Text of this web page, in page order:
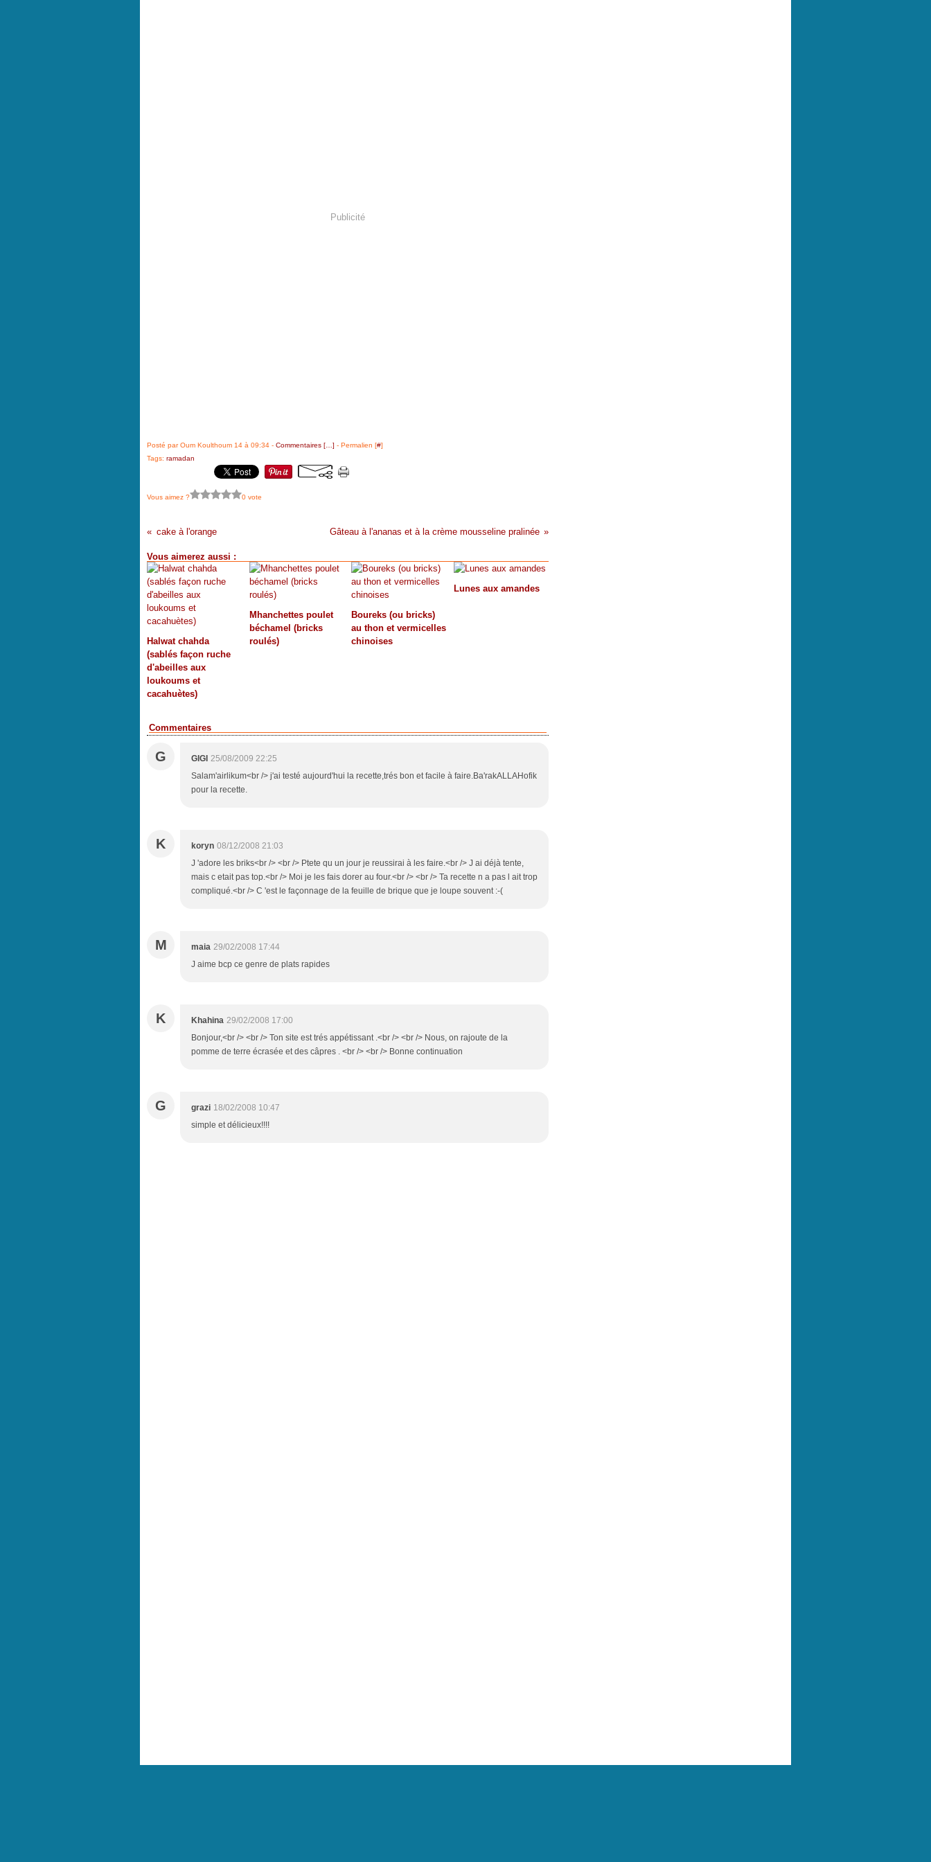
Publicité
Posté par Oum Koulthoum 14 à 09:34 - Commentaires [ ] - Permalien [#]
Tags: ramadan
Vous aimez ? 0 vote
cake à l'orange Gâteau à l'ananas et à la crème mousseline pralinée
Vous aimerez aussi :
Halwat chahda
(sablés façon ruche
d'abeilles aux
loukoums et
cacahuètes)
Mhanchettes poulet
béchamel (bricks
roulés)
Boureks (ou bricks)
au thon et vermicelles
chinoises
Lunes aux amandes
Commentaires
G GIGI 25/08/2009 22:25
Salam'airlikum<br /> j'ai testé aujourd'hui la recette,trés bon et facile à faire.Ba'rakALLAHofik
pour la recette.
K koryn 08/12/2008 21:03
J 'adore les briks<br /> <br /> Ptete qu un jour je reussirai à les faire.<br /> J ai déjà tente,
mais c etait pas top.<br /> Moi je les fais dorer au four.<br /> <br /> Ta recette n a pas l ait trop
compliqué.<br /> C 'est le façonnage de la feuille de brique que je loupe souvent :-(
M maia 29/02/2008 17:44
J aime bcp ce genre de plats rapides
K Khahina 29/02/2008 17:00
Bonjour,<br /> <br /> Ton site est trés appétissant .<br /> <br /> Nous, on rajoute de la
pomme de terre écrasée et des câpres . <br /> <br /> Bonne continuation
G grazi 18/02/2008 10:47
simple et délicieux!!!!